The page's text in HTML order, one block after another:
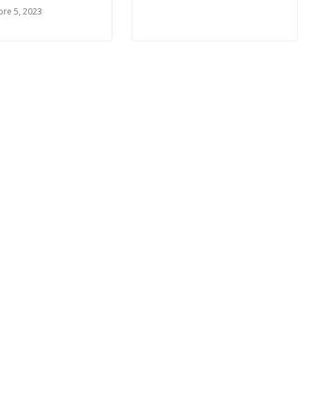
5, 2023